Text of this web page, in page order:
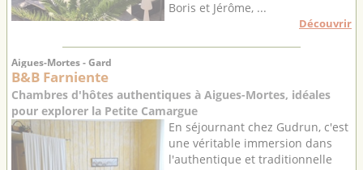
Boris et Jérôme, ...
Découvrir
Aigues-Mortes - Gard
B&B Farniente
Chambres d'hôtes authentiques à Aigues-Mortes, idéales
pour explorer la Petite Camargue
En séjournant chez Gudrun, c'est
une véritable immersion dans
l'authentique et traditionnelle